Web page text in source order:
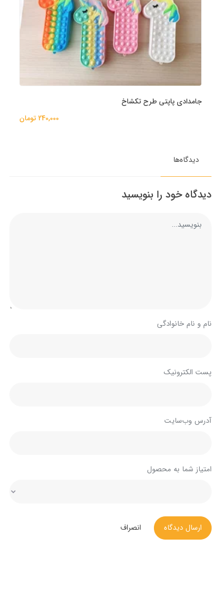
جامدادی پاپتی طرح تکشاخ
240,000 تومان
دیدگاه‌ها
دیدگاه خود را بنویسید
نام و نام خانوادگی
پست الکترونیک
آدرس وب‌سایت
امتیاز شما به محصول
ارسال دیدگاه انصراف